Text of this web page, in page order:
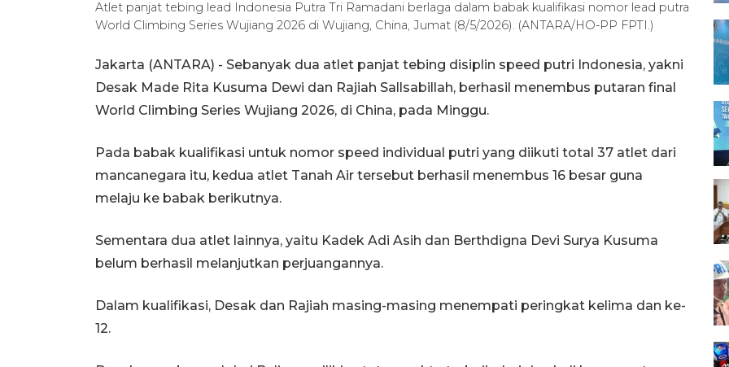
Atlet panjat tebing lead Indonesia Putra Tri Ramadani berlaga dalam babak kualifikasi nomor lead putra
World Climbing Series Wujiang 2026 di Wujiang, China, Jumat (8/5/2026). (ANTARA/HO-PP FPTI.)
Jakarta (ANTARA) - Sebanyak dua atlet panjat tebing disiplin speed putri Indonesia, yakni
Desak Made Rita Kusuma Dewi dan Rajiah Sallsabillah, berhasil menembus putaran final
World Climbing Series Wujiang 2026, di China, pada Minggu.
Pada babak kualifikasi untuk nomor speed individual putri yang diikuti total 37 atlet dari
mancanegara itu, kedua atlet Tanah Air tersebut berhasil menembus 16 besar guna
melaju ke babak berikutnya.
Sementara dua atlet lainnya, yaitu Kadek Adi Asih dan Berthdigna Devi Surya Kusuma
belum berhasil melanjutkan perjuangannya.
Dalam kualifikasi, Desak dan Rajiah masing-masing menempati peringkat kelima dan ke-
12.